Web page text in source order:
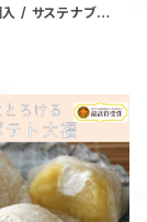
/ サステナブル
気 菓子 冷凍 甘